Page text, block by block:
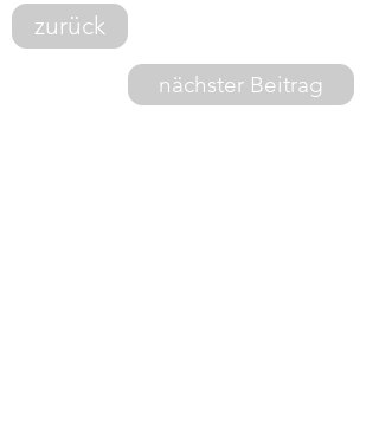
zurück
nächster Beitrag